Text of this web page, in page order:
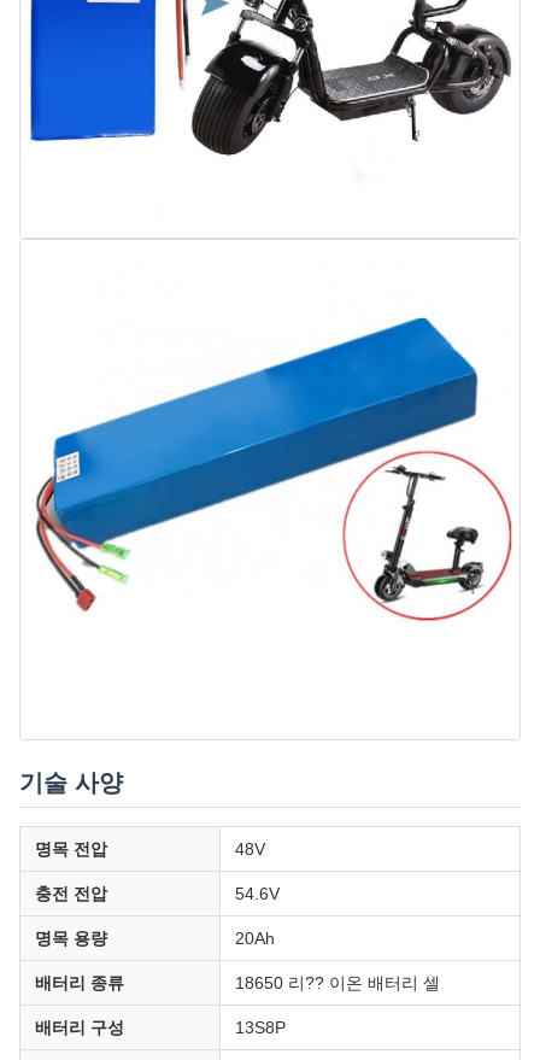
기술 사양
명목 전압 48V
충전 전압 54.6V
명목 용량 20Ah
배터리 종류 18650 리?? 이온 배터리 셀
배터리 구성 13S8P